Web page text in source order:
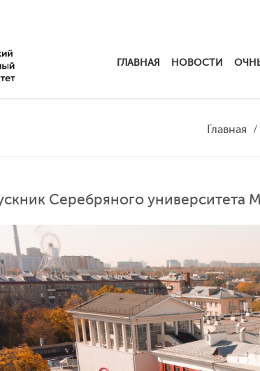
ГЛАВНАЯ НОВОСТИ
Главная
Серебряного университета